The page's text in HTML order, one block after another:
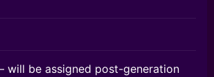
will be assigned post-generation